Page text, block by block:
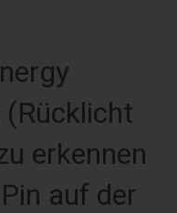
erkennen
auf der